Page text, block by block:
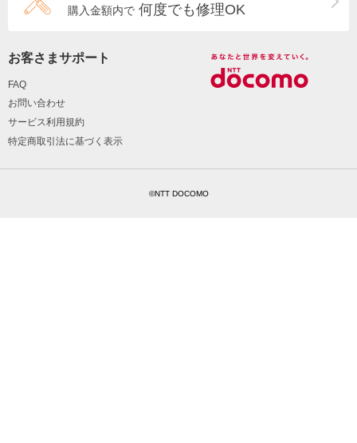
購入金額内で 何度でも修理OK
お客さまサポート
FAQ
お問い合わせ
サービス利用規約
特定商取引法に基づく表示
©NTT DOCOMO